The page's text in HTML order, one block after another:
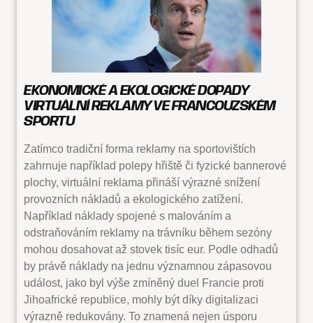
EKONOMICKÉ A EKOLOGICKÉ DOPADY
VIRTUÁLNÍ REKLAMY VE FRANCOUZSKÉM
SPORTU
Zatímco tradiční forma reklamy na sportovištích
zahrnuje například polepy hřiště či fyzické bannerové
plochy, virtuální reklama přináší výrazné snížení
provozních nákladů a ekologického zatížení.
Například náklady spojené s malováním a
odstraňováním reklamy na trávníku během sezóny
mohou dosahovat až stovek tisíc eur. Podle odhadů
by právě náklady na jednu významnou zápasovou
událost, jako byl výše zmíněný duel Francie proti
Jihoafrické republice, mohly být díky digitalizaci
výrazně redukovány. To znamená nejen úsporu